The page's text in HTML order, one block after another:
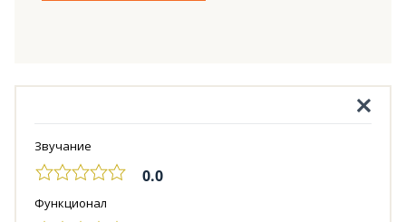
Звучание
0.0
Функционал